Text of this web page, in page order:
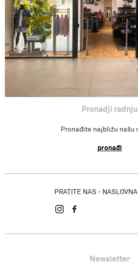
Pronađi radnju
Pronadji radnju
Pronađite najbližu našu
pronađi
PRATITE NAS -
Newsletter